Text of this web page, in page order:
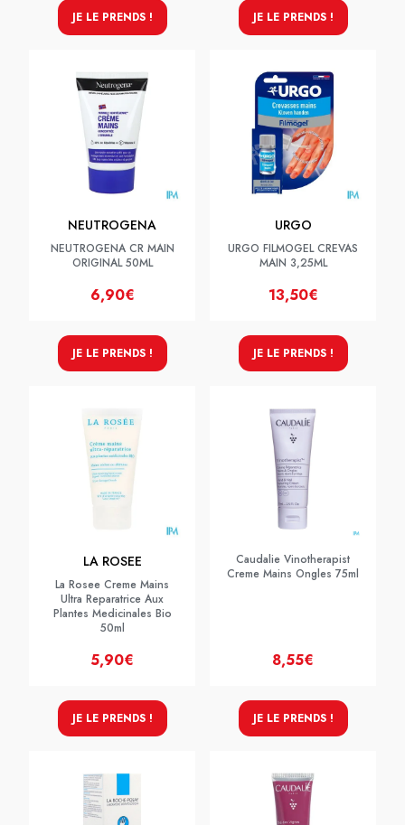
JE LE PRENDS ! JE LE PRENDS !
NEUTROGENA
NEUTROGENA CR MAIN
ORIGINAL 50ML
6,90€
JE LE PRENDS !
URGO
URGO FILMOGEL CREVAS
MAIN 3,25ML
13,50€
JE LE PRENDS !
LA ROSEE
La Rosee Creme Mains
Ultra Reparatrice Aux
Plantes Medicinales Bio
50ml
5,90€
JE LE PRENDS !
Caudalie Vinotherapist
Creme Mains Ongles 75ml
8,55€
JE LE PRENDS !